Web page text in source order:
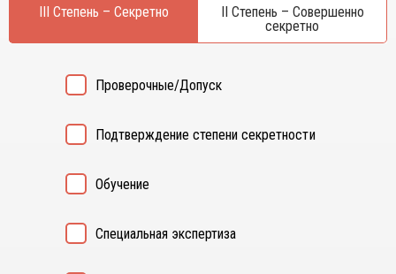
Курган
Липецк
М
Магнитогорск
Мурманск
Набережные Челны
Х
Хабаровск
Череповец
III Степень – Секретно
II Степень – Совершенно
секретно
Проверочные/Допуск
Подтверждение степени секретности
Обучение
Специальная экспертиза